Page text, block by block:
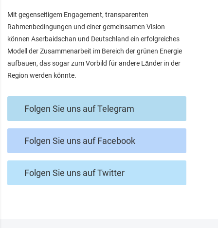
Mit gegenseitigem Engagement, transparenten
Rahmenbedingungen und einer gemeinsamen Vision
können Aserbaidschan und Deutschland ein erfolgreiches
Modell der Zusammenarbeit im Bereich der grünen Energie
aufbauen, das sogar zum Vorbild für andere Länder in der
Region werden könnte.
Folgen Sie uns auf Telegram
Folgen Sie uns auf Facebook
Folgen Sie uns auf Twitter